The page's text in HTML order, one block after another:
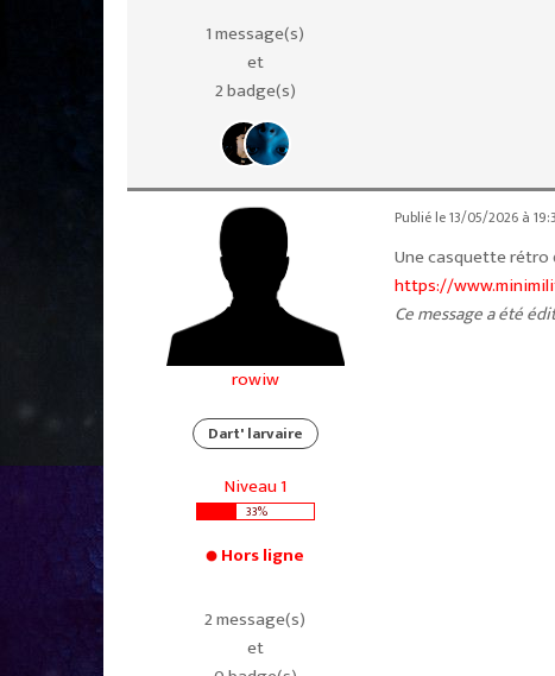
1 message(s)
et
2 badge(s)
rowiw
Dart' larvaire
Niveau 1
33%
Hors ligne
2 message(s)
et
Publié le 13/05/2026 à
Une casquette rétro
https://
Ce message a été